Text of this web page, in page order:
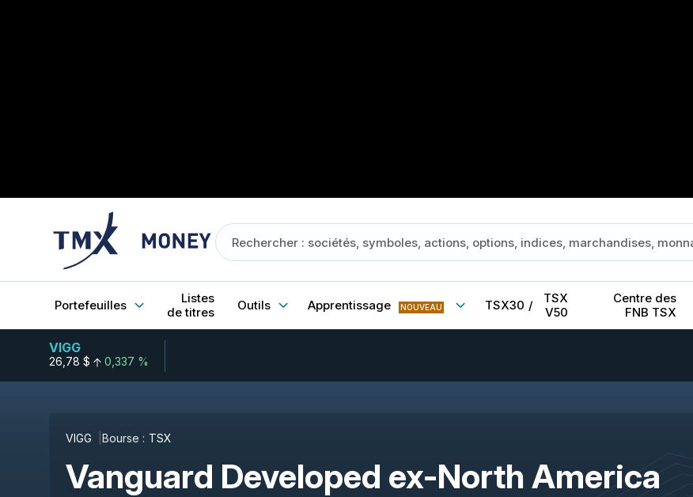
Portefeuilles
Listes
de titres
Outils Apprentissage NOUVEAU TSX30 /
TSX
V50
Centre des
FNB TSX
VIGG
26,78 $ 0,337 %
VIGG Bourse : TSX
Vanguard Developed ex-North America